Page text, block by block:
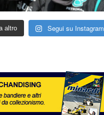
altro Segui su Instagram